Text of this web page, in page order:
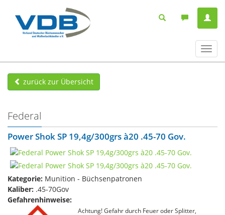
ein-/
zurück zur Übersicht
Federal
Power Shok SP 19,4g/300grs à20 .45-70 Gov.
Kategorie: Munition - Büchsenpatronen
Kaliber: .45-70Gov
Gefahrenhinweise:
Achtung! Gefahr durch Feuer oder Splitter,